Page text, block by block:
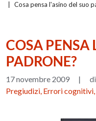
Cosa pensa l'asino del suo
COSA PENSA
PADRONE?
17 novembre 2009 |
Pregiudizi, Errori